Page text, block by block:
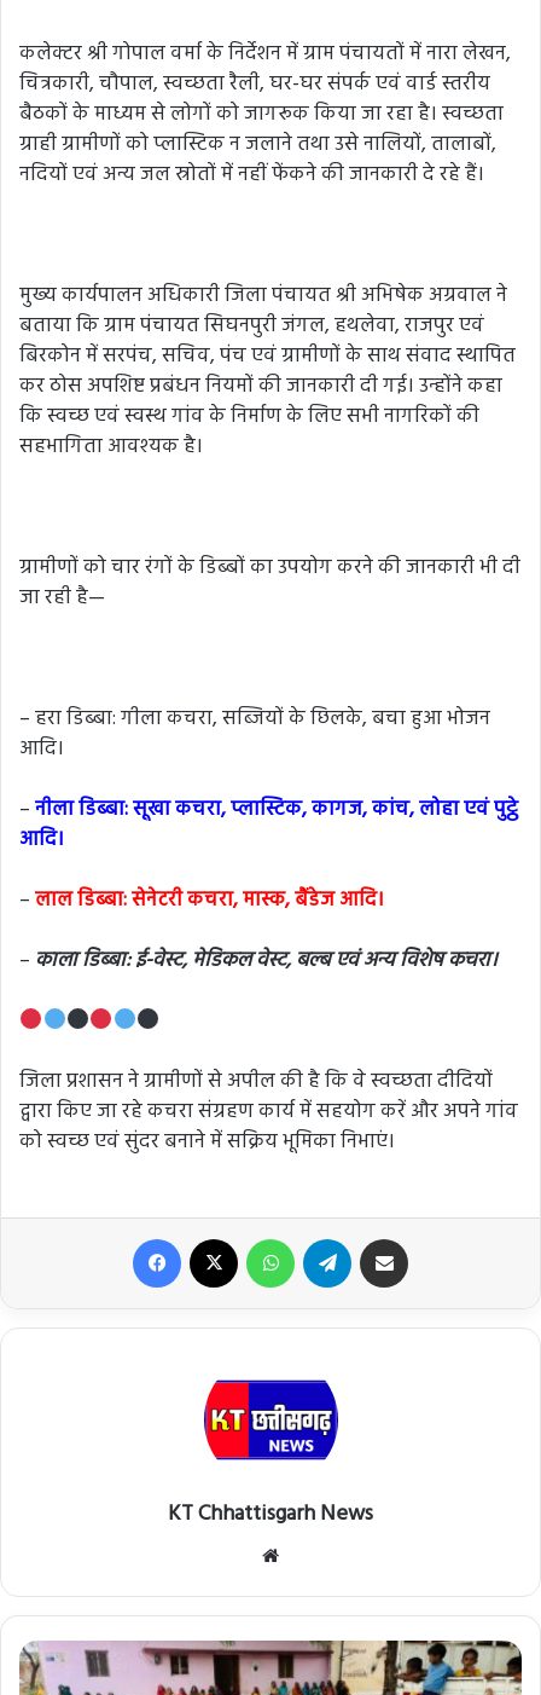
कलेक्टर श्री गोपाल वर्मा के निर्देशन में ग्राम पंचायतों में नारा लेखन,
चित्रकारी, चौपाल, स्वच्छता रैली, घर-घर संपर्क एवं वार्ड स्तरीय
बैठकों के माध्यम से लोगों को जागरूक किया जा रहा है। स्वच्छता
ग्राही ग्रामीणों को प्लास्टिक न जलाने तथा उसे नालियों, तालाबों,
नदियों एवं अन्य जल स्रोतों में नहीं फेंकने की जानकारी दे रहे हैं।
मुख्य कार्यपालन अधिकारी जिला पंचायत श्री अभिषेक अग्रवाल ने
बताया कि ग्राम पंचायत सिघनपुरी जंगल, हथलेवा, राजपुर एवं
बिरकोन में सरपंच, सचिव, पंच एवं ग्रामीणों के साथ संवाद स्थापित
कर ठोस अपशिष्ट प्रबंधन नियमों की जानकारी दी गई। उन्होंने कहा
कि स्वच्छ एवं स्वस्थ गांव के निर्माण के लिए सभी नागरिकों की
सहभागिता आवश्यक है।
ग्रामीणों को चार रंगों के डिब्बों का उपयोग करने की जानकारी भी दी
जा रही है—
– हरा डिब्बा: गीला कचरा, सब्जियों के छिलके, बचा हुआ भोजन
आदि।
–नीला डिब्बा: सूखा कचरा, प्लास्टिक, कागज, कांच, लोहा एवं पुट्ठे
आदि।
–लाल डिब्बा: सेनेटरी कचरा, मास्क, बैंडेज आदि।
– काला डिब्बा: ई-वेस्ट, मेडिकल वेस्ट, बल्ब एवं अन्य विशेष कचरा।
जिला प्रशासन ने ग्रामीणों से अपील की है कि वे स्वच्छता दीदियों
द्वारा किए जा रहे कचरा संग्रहण कार्य में सहयोग करें और अपने गांव
को स्वच्छ एवं सुंदर बनाने में सक्रिय भूमिका निभाएं।
Facebook WhatsApp Telegram
KT Chhattisgarh News